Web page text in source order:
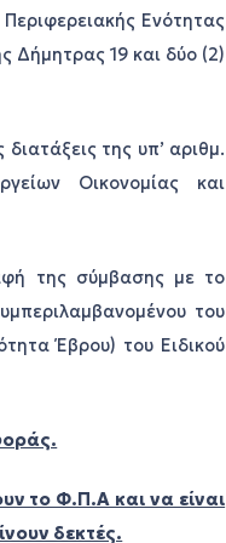
Ενότητας
Δήμητρας 19 και δύο (2)
της υπ’ αριθμ.
Οικονομίας και
της σύμβασης με το
του
Έβρου) του Ειδικού
το Φ.Π.Α και να είναι
δεκτές.